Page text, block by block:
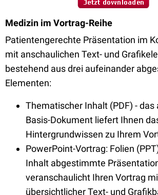
Medizin im Vortrag-Reihe
Patientengerechte Präsentation im
mit anschaulichen Text- und
bestehend aus drei aufeinander
Elementen:
Thematischer Inhalt (PDF) - das
Basis-Dokument liefert Ihnen
Hintergrundwissen zu Ihrem
PowerPoint-Vortrag: Folien
Inhalt abgestimmte
veranschaulicht Ihren Vortrag
übersichtlicher Text- und